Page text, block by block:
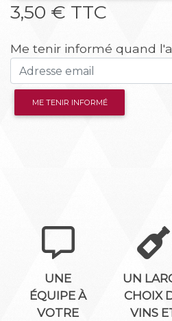
3,50 € TTC
Me tenir informé quand
ME TENIR INFORMÉ
UNE
ÉQUIPE À
VOTRE
UN
CHOIX
VINS